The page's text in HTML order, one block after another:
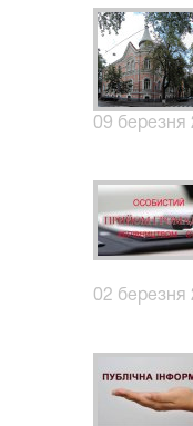
09 березня
02 березня